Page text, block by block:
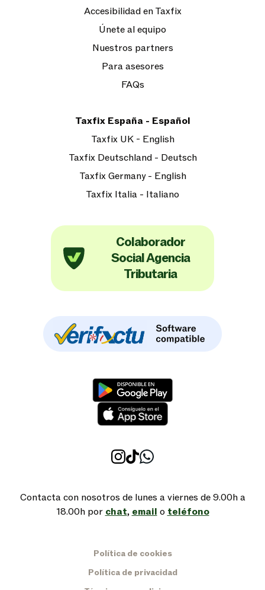
Accesibilidad en Taxfix
Únete al equipo
Nuestros partners
Para asesores
FAQs
Taxfix España - Español
Taxfix UK - English
Taxfix Deutschland - Deutsch
Taxfix Germany - English
Taxfix Italia - Italiano
Colaborador
Social Agencia
Tributaria
Contacta con nosotros de lunes a viernes de 9.00h a
18.00h por chat, email o teléfono
Política de cookies
Política de privacidad